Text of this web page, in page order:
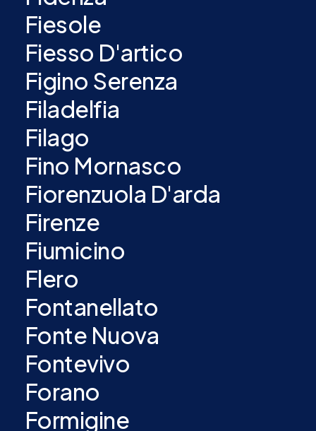
Fiesole
Fiesso D'artico
Figino Serenza
Filadelfia
Filago
Fino Mornasco
Fiorenzuola D'arda
Firenze
Fiumicino
Flero
Fontanellato
Fonte Nuova
Fontevivo
Forano
Formigine